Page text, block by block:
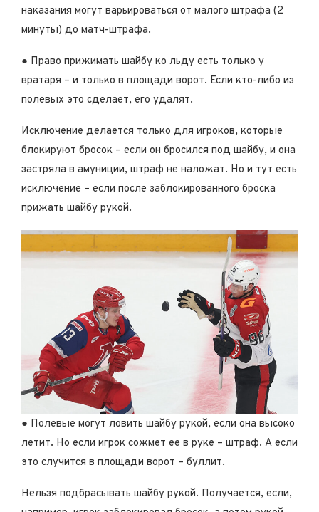
наказания могут варьироваться от малого штрафа (2
минуты) до матч-штрафа.
● Право прижимать шайбу ко льду есть только у
вратаря – и только в площади ворот. Если кто-либо из
полевых это сделает, его удалят.
Исключение делается только для игроков, которые
блокируют бросок – если он бросился под шайбу, и она
застряла в амуниции, штраф не наложат. Но и тут есть
исключение – если после заблокированного броска
прижать шайбу рукой.
● Полевые могут ловить шайбу рукой, если она высоко
летит. Но если игрок сожмет ее в руке – штраф. А если
это случится в площади ворот – буллит.
Нельзя подбрасывать шайбу рукой. Получается, если,